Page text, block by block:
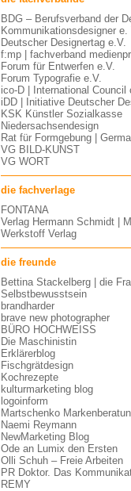
BDG – Berufsverband der
Kommunikationsdesigner e.
Deutscher Designertag e.V.
f:mp | fachverband
Forum für Entwerfen e.V.
Forum Typografie e.V.
ico-D | International Council
iDD | Initiative Deutscher
KSK Künstler Sozialkasse
Niedersachsendesign
Rat für Formgebung |
VG BILD-KUNST
VG WORT
die fachverlage
FONTANA
Verlag Hermann Schmidt |
Werkstoff Verlag
die freunde
Bettina Stackelberg | die
Selbstbewusstsein
brandharder
brave new photographer
BÜRO HOCHWEISS
Die Maschinistin
Erklärerblog
Fischgrätdesign
Kochrezepte
kulturmarketing blog
logoinform
Martschenko
Naemi Reymann
NewMarketing Blog
Ode an Lumix den Ersten
Olli Schuh – Freie Arbeiten
PR Doktor. Das
REMY